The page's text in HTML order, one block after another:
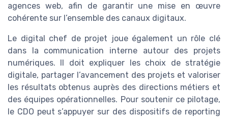
agences web, afin de garantir une mise en œuvre
cohérente sur l’ensemble des canaux digitaux.
Le digital chef de projet joue également un rôle clé
dans la communication interne autour des projets
numériques. Il doit expliquer les choix de stratégie
digitale, partager l’avancement des projets et valoriser
les résultats obtenus auprès des directions métiers et
des équipes opérationnelles. Pour soutenir ce pilotage,
le CDO peut s’appuyer sur des dispositifs de reporting